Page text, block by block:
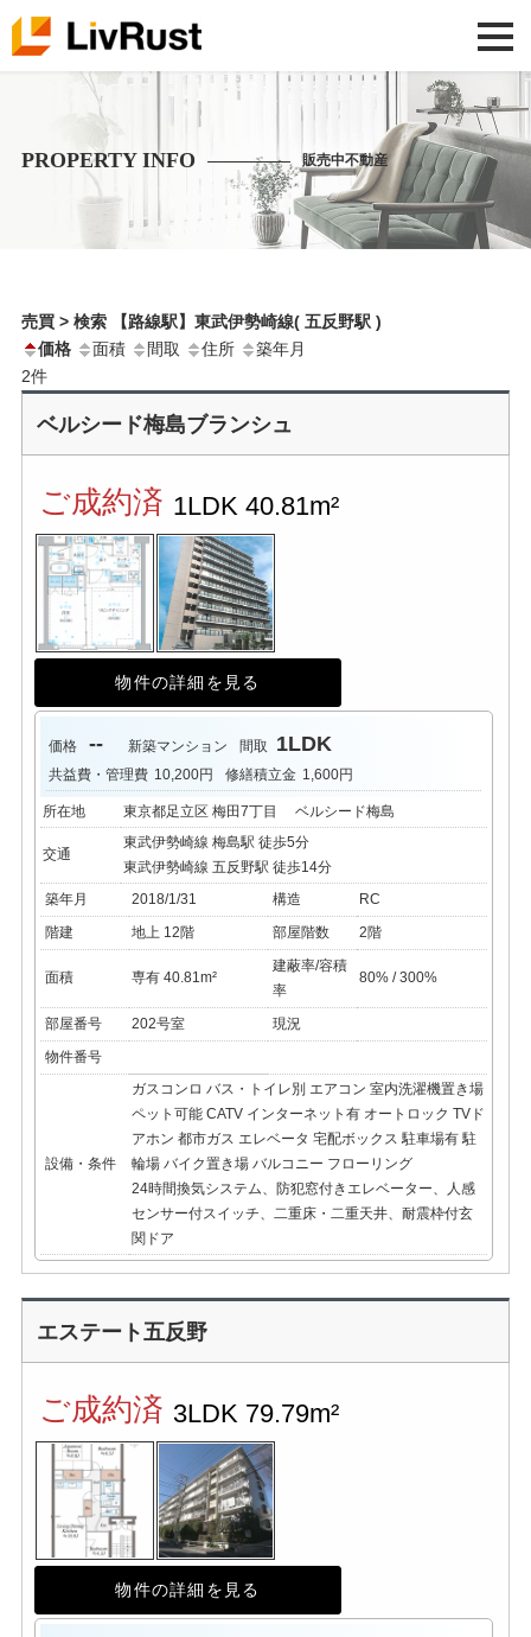
PROPERTY INFO 販売中不動産
売買 > 検索 【路線駅】東武伊勢崎線( 五反野駅 )
価格
面積 間取 住所
築年月
2件
ベルシード梅島ブランシュ
ご成約済 1LDK 40.81m²
物件の詳細を見る
価格 -- 新築マンション 間取 1LDK
共益費・管理費 10,200円 修繕積立金 1,600円
所在地 東京都足立区 梅田7丁目 ベルシード梅島
交通
東武伊勢崎線 梅島駅 徒歩5分
東武伊勢崎線 五反野駅 徒歩14分
築年月
2018/1/31 構造
RC
階建
地上 12階 部屋階数 2階
面積 専有 40.81m²
建蔽率/容積
率
80% / 300%
部屋番号 202号室
現況
物件番号
設備・条件
ガスコンロ バス・トイレ別 エアコン 室内洗濯機置き場
ペット可能 CATV インターネット有 オートロック TVド
アホン 都市ガス エレベータ 宅配ボックス 駐車場有 駐
輪場 バイク置き場 バルコニー フローリング
24時間換気システム、防犯窓付きエレベーター、人感
センサー付スイッチ、二重床・二重天井、耐震枠付玄
関ドア
エステート五反野
ご成約済 3LDK 79.79m²
物件の詳細を見る